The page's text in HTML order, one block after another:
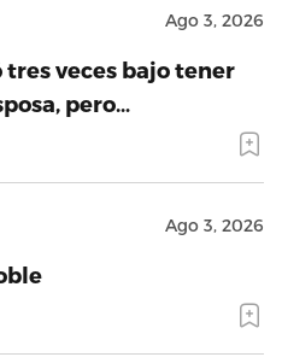
Ago 3, 2026
tres veces bajo tener
pero…
Ago 3, 2026